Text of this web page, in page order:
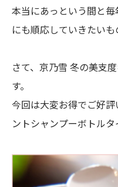
本当にあっという間と
にも順応していきたいも
さて、京乃雪 冬の美支
す。
今回は大変お得でご好
ントシャンプーボトル